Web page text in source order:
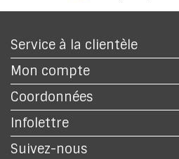
Service à la clientèle
Mon compte
Coordonnées
Infolettre
Suivez-nous